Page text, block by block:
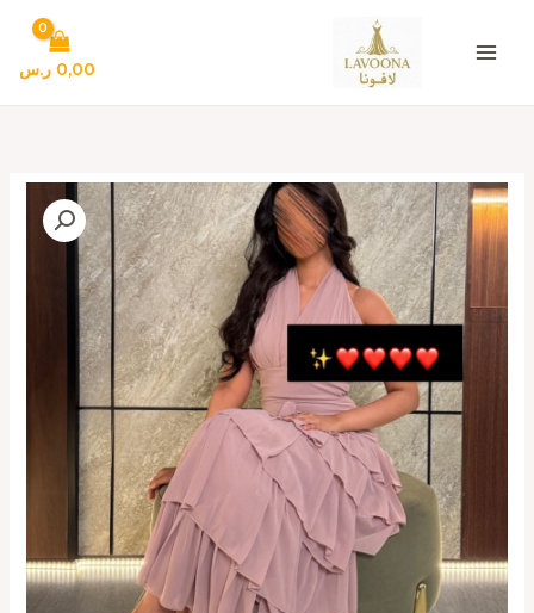
المحتوى
0,00 ر.س
كمية
أجمل
فساتين